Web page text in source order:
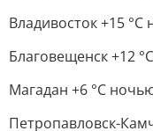
Владивосток +15
Благовещенск +12
Магадан +6 °C
Петропавловск-